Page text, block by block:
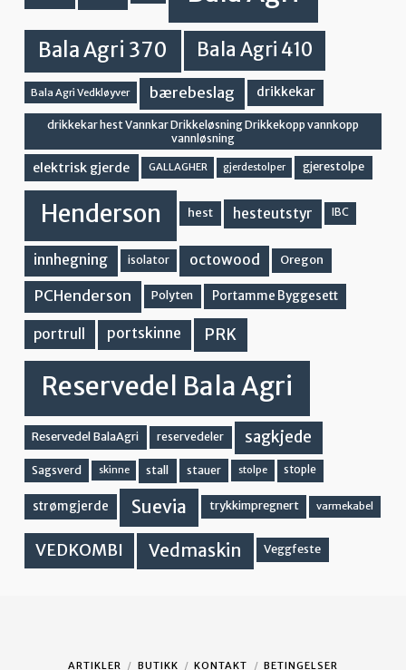
Bala Agri 370 Bala Agri 410
Bala Agri Vedkløyver bærebeslag drikkekar
drikkekar hest Vannkar Drikkeløsning Drikkekopp vannkopp
vannløsning
elektrisk gjerde GALLAGHER gjerdestolper gjerestolpe
Henderson hest hesteutstyr IBC
innhegning isolator octowood Oregon
PCHenderson Polyten Portamme Byggesett
portrull portskinne PRK
Reservedel Bala Agri
Reservedel BalaAgri reservedeler sagkjede
Sagsverd skinne stall stauer stolpe stople
strømgjerde Suevia trykkimpregnert varmekabel
VEDKOMBI Vedmaskin Veggfeste
ARTIKLER BUTIKK KONTAKT BETINGELSER